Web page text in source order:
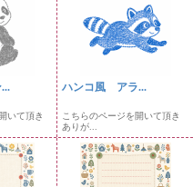
いて頂き
ハンコ風 アラ...
こちらのページを開いて頂き
ありが...